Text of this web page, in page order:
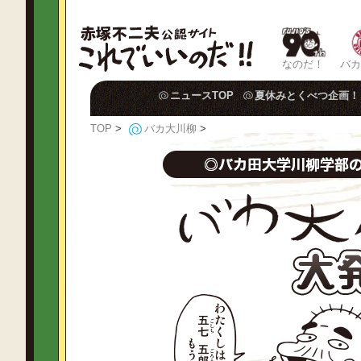
なのだ！ バ
ニュースTOP 夏休みとくべつ企画
TOP > バカ大川柳 >